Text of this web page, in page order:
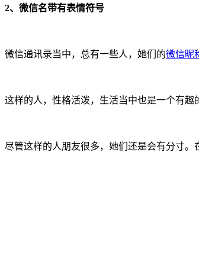
2、微信名带有表情符号
微信通讯录当中，总有一些人，她们的微信昵
这样的人，性格活泼，生活当中也是一个有趣
尽管这样的人朋友很多，她们还是会有分寸。